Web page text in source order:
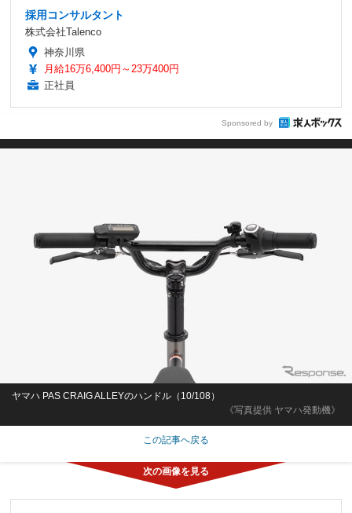
採用コンサルタント
株式会社Talenco
神奈川県
月給16万6,400円～23万400円
正社員
Sponsored by
《写真提供 ヤマハ発動機》
ヤマハ PAS CRAIG ALLEYのハンドル（10/108）
この記事へ戻る